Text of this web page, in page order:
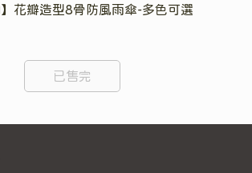
】花瓣造型8骨防風雨傘-多色可選
已售完